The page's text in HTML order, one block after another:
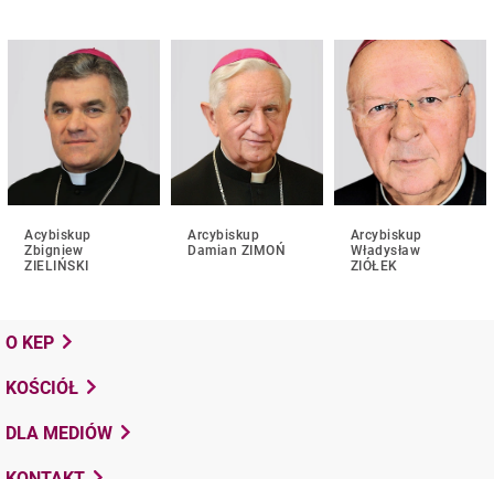
Acybiskup
Zbigniew
ZIELIŃSKI
Arcybiskup
Damian ZIMOŃ
Arcybiskup
Władysław
ZIÓŁEK
O KEP
KOŚCIÓŁ
DLA MEDIÓW